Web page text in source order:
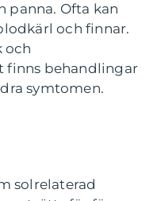
panna. Ofta kan
och finnar.
och
finns behandlingar
symtomen.
solrelaterad